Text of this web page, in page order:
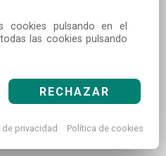
cookies pulsando en el
las cookies pulsando
RECHAZAR
de privacidad Política de cookies